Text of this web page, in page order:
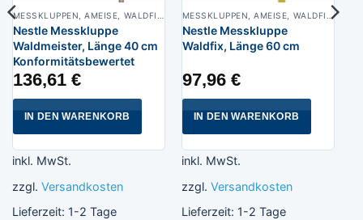
Nestle Messkluppe
Waldmeister, Länge 40 cm
Konformitätsbewertet
136,61 €
IN DEN WARENKORB
inkl. MwSt.
zzgl. Versandkosten
Lieferzeit: 1-2 Tage
MESSKLUPPEN, AMEISE, WALDFIX, FUCHS, WALDMEISTER, WALDFREUND, SPECHT
Nestle Messkluppe
Waldfix, Länge 60 cm
97,96 €
IN DEN WARENKORB
inkl. MwSt.
zzgl. Versandkosten
Lieferzeit: 1-2 Tage